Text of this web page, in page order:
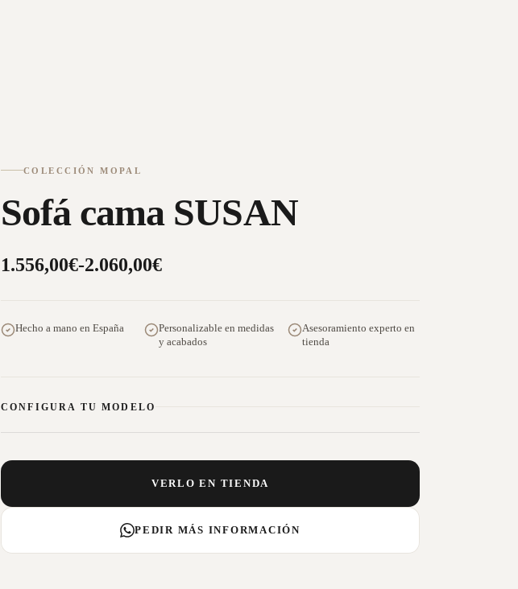
COLECCIÓN MOPAL
Sofá cama SUSAN
1.556,00€-2.060,00€
Hecho a mano en España
Personalizable en medidas
y acabados
Asesoramiento experto en
tienda
CONFIGURA TU MODELO
VERLO EN TIENDA
PEDIR MÁS INFORMACIÓN